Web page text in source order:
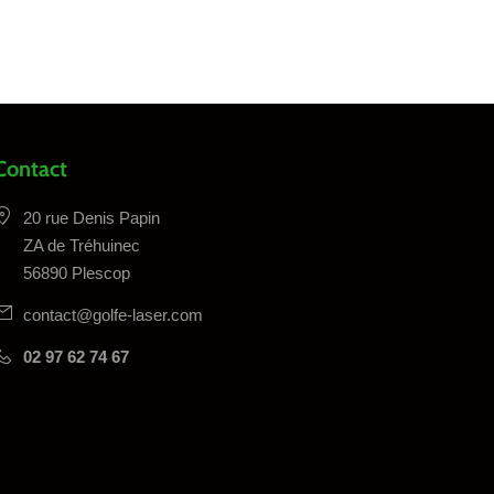
20 rue Denis Papin
ZA de Tréhuinec
56890 Plescop
contact@golfe-laser.com
02 97 62 74 67